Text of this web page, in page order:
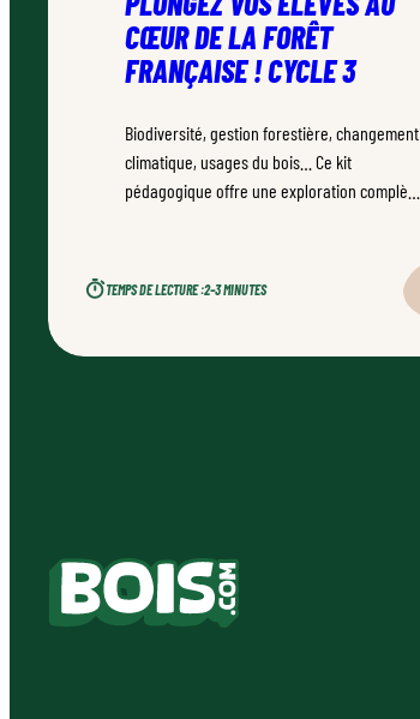
CŒUR DE LA FORÊT
FRANÇAISE ! CYCLE 3
Biodiversité, gestion forestière, changement
climatique, usages du bois… Ce kit
pédagogique offre une exploration complète
TEMPS DE LECTURE :2–3 MINUTES